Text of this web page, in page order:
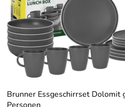
Brunner Essgeschirrset Dolomit